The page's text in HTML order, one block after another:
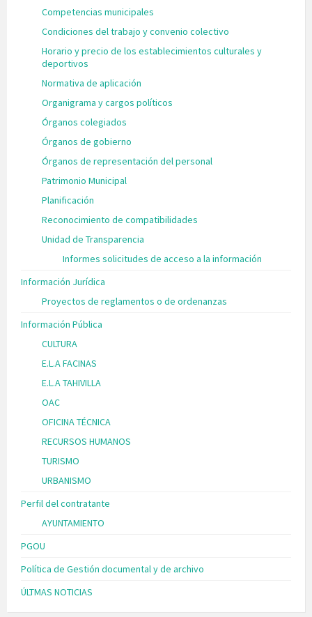
Competencias municipales
Condiciones del trabajo y convenio colectivo
Horario y precio de los establecimientos culturales y
deportivos
Normativa de aplicación
Organigrama y cargos políticos
Órganos colegiados
Órganos de gobierno
Órganos de representación del personal
Patrimonio Municipal
Planificación
Reconocimiento de compatibilidades
Unidad de Transparencia
Informes solicitudes de acceso a la información
Información Jurídica
Proyectos de reglamentos o de ordenanzas
Información Pública
CULTURA
E.L.A FACINAS
E.L.A TAHIVILLA
OAC
OFICINA TÉCNICA
RECURSOS HUMANOS
TURISMO
URBANISMO
Perfil del contratante
AYUNTAMIENTO
PGOU
Política de Gestión documental y de archivo
ÚLTMAS NOTICIAS